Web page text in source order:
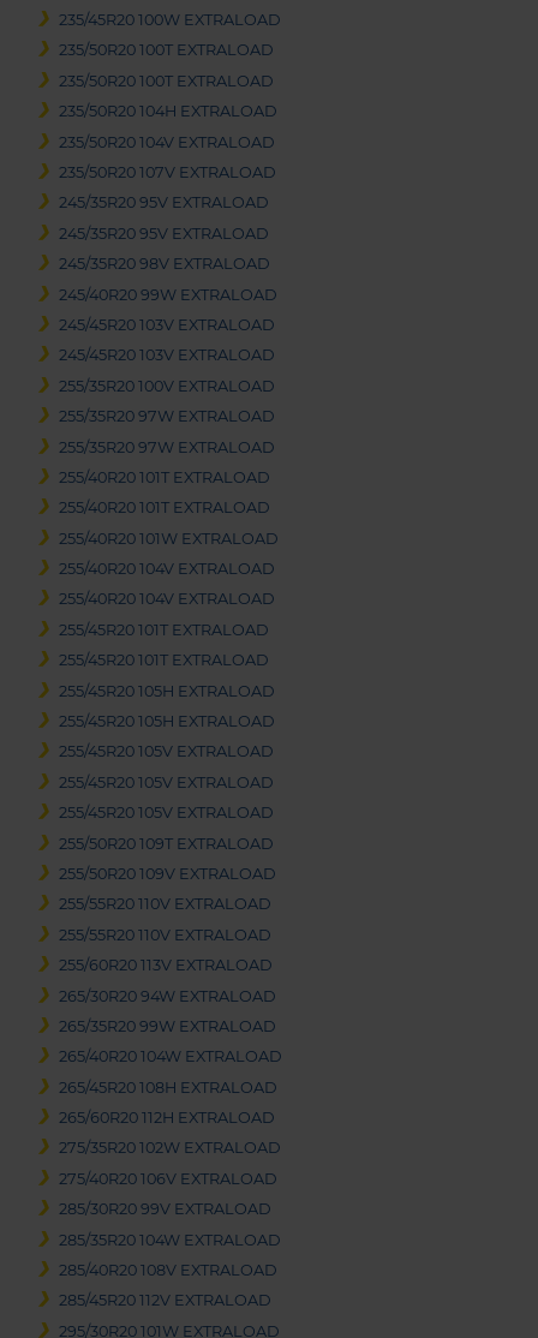
235/45R20 100W EXTRALOAD
235/50R20 100T EXTRALOAD
235/50R20 100T EXTRALOAD
235/50R20 104H EXTRALOAD
235/50R20 104V EXTRALOAD
235/50R20 107V EXTRALOAD
245/35R20 95V EXTRALOAD
245/35R20 95V EXTRALOAD
245/35R20 98V EXTRALOAD
245/40R20 99W EXTRALOAD
245/45R20 103V EXTRALOAD
245/45R20 103V EXTRALOAD
255/35R20 100V EXTRALOAD
255/35R20 97W EXTRALOAD
255/35R20 97W EXTRALOAD
255/40R20 101T EXTRALOAD
255/40R20 101T EXTRALOAD
255/40R20 101W EXTRALOAD
255/40R20 104V EXTRALOAD
255/40R20 104V EXTRALOAD
255/45R20 101T EXTRALOAD
255/45R20 101T EXTRALOAD
255/45R20 105H EXTRALOAD
255/45R20 105H EXTRALOAD
255/45R20 105V EXTRALOAD
255/45R20 105V EXTRALOAD
255/45R20 105V EXTRALOAD
255/50R20 109T EXTRALOAD
255/50R20 109V EXTRALOAD
255/55R20 110V EXTRALOAD
255/55R20 110V EXTRALOAD
255/60R20 113V EXTRALOAD
265/30R20 94W EXTRALOAD
265/35R20 99W EXTRALOAD
265/40R20 104W EXTRALOAD
265/45R20 108H EXTRALOAD
265/60R20 112H EXTRALOAD
275/35R20 102W EXTRALOAD
275/40R20 106V EXTRALOAD
285/30R20 99V EXTRALOAD
285/35R20 104W EXTRALOAD
285/40R20 108V EXTRALOAD
285/45R20 112V EXTRALOAD
295/30R20 101W EXTRALOAD